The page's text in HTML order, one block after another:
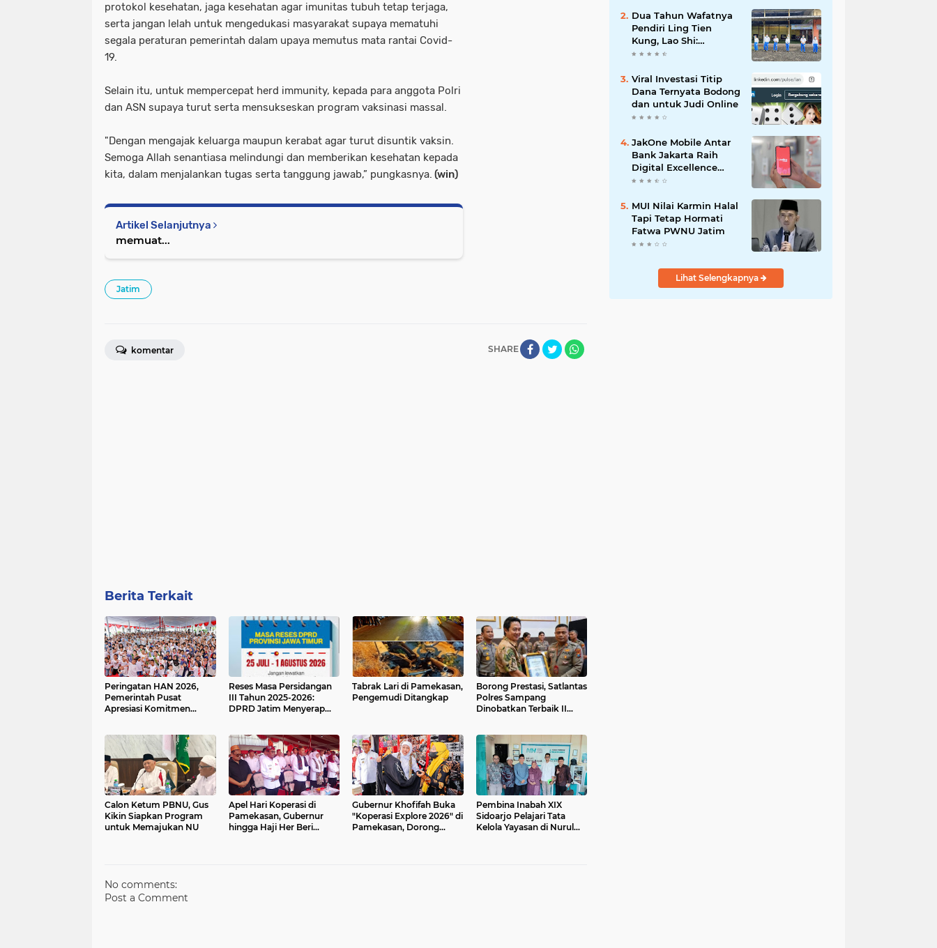
protokol kesehatan, jaga kesehatan agar imunitas tubuh tetap terjaga,
serta jangan lelah untuk mengedukasi masyarakat supaya mematuhi
segala peraturan pemerintah dalam upaya memutus mata rantai Covid-
19.
Selain itu, untuk mempercepat herd immunity, kepada para anggota Polri
dan ASN supaya turut serta mensukseskan program vaksinasi massal.
"Dengan mengajak keluarga maupun kerabat agar turut disuntik vaksin.
Semoga Allah senantiasa melindungi dan memberikan kesehatan kepada
kita, dalam menjalankan tugas serta tanggung jawab,” pungkasnya. (win)
Artikel Selanjutnya
memuat...
Jatim
SHARE
komentar
Berita Terkait
Peringatan HAN 2026,
Pemerintah Pusat
Apresiasi Komitmen
Reses Masa Persidangan
III Tahun 2025-2026:
DPRD Jatim Menyerap
Timur
Tabrak Lari di Pamekasan,
Pengemudi Ditangkap
Borong Prestasi, Satlantas
Polres Sampang
Dinobatkan Terbaik II
Calon Ketum PBNU, Gus
Kikin Siapkan Program
untuk Memajukan NU
Apel Hari Koperasi di
Pamekasan, Gubernur
hingga Haji Her Beri
Gubernur Khofifah Buka
"Koperasi Explore 2026" di
Pamekasan, Dorong
Pembina Inabah XIX
Sidoarjo Pelajari Tata
Kelola Yayasan di Nurul
No comments:
Post a Comment
Dua Tahun Wafatnya
Pendiri Ling Tien
Kung, Lao Shi:
Amanah Harus Kita
Viral Investasi Titip
Dana Ternyata Bodong
dan untuk Judi Online
JakOne Mobile Antar
Bank Jakarta Raih
Digital Excellence
Awards 2026
MUI Nilai Karmin Halal
Tapi Tetap Hormati
Fatwa PWNU Jatim
Lihat Selengkapnya